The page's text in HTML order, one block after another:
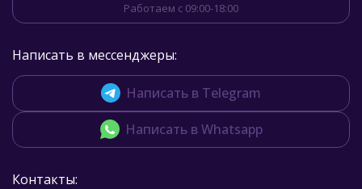
Работаем с 09:00-18:00
Написать в мессенджеры:
Написать в Telegram
Написать в Whatsapp
Контакты: